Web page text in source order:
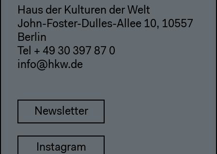
Haus der Kulturen der Welt
John-Foster-Dulles-Allee 10, 10557
Berlin
Tel + 49 30 397 87 0
info@hkw.de
Newsletter
Instagram